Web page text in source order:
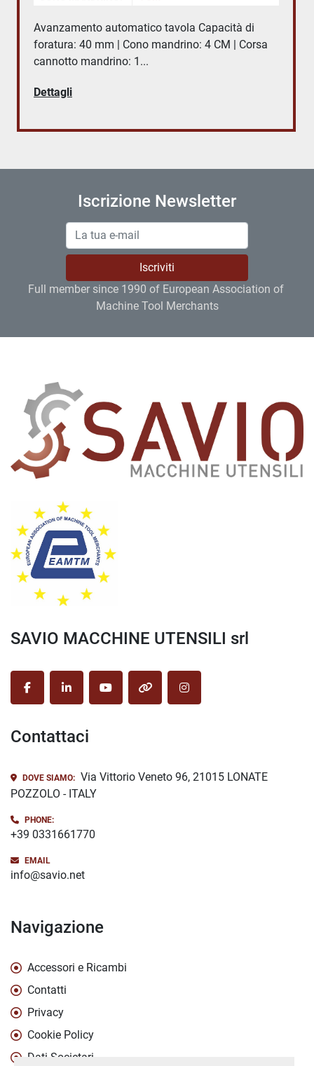
Avanzamento automatico tavola Capacità di
foratura: 40 mm | Cono mandrino: 4 CM | Corsa
cannotto mandrino: 1...
Dettagli
Iscrizione Newsletter
Iscriviti
Full member since 1990 of European Association of
Machine Tool Merchants
SAVIO MACCHINE UTENSILI srl
facebooklinkedinyoutubeother instagram
Contattaci
DOVE SIAMO: Via Vittorio Veneto 96, 21015 LONATE
POZZOLO - ITALY
PHONE:
+39 0331661770
EMAIL
info@savio.net
Navigazione
Accessori e Ricambi
Contatti
Privacy
Cookie Policy
Dati Societari